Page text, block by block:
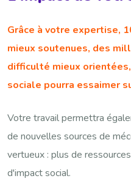
Grâce à votre expertise,
mieux soutenues, des
difficulté mieux
sociale pourra essaimer
Votre travail permettra
de nouvelles sources de
vertueux : plus de
d'impact social.